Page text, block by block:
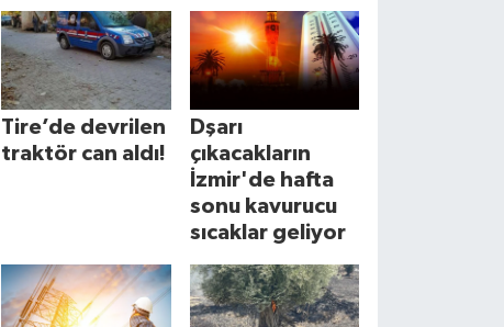
Tire’de devrilen
traktör can aldı!
Dşarı
çıkacakların
İzmir'de hafta
sonu kavurucu
sıcaklar geliyor